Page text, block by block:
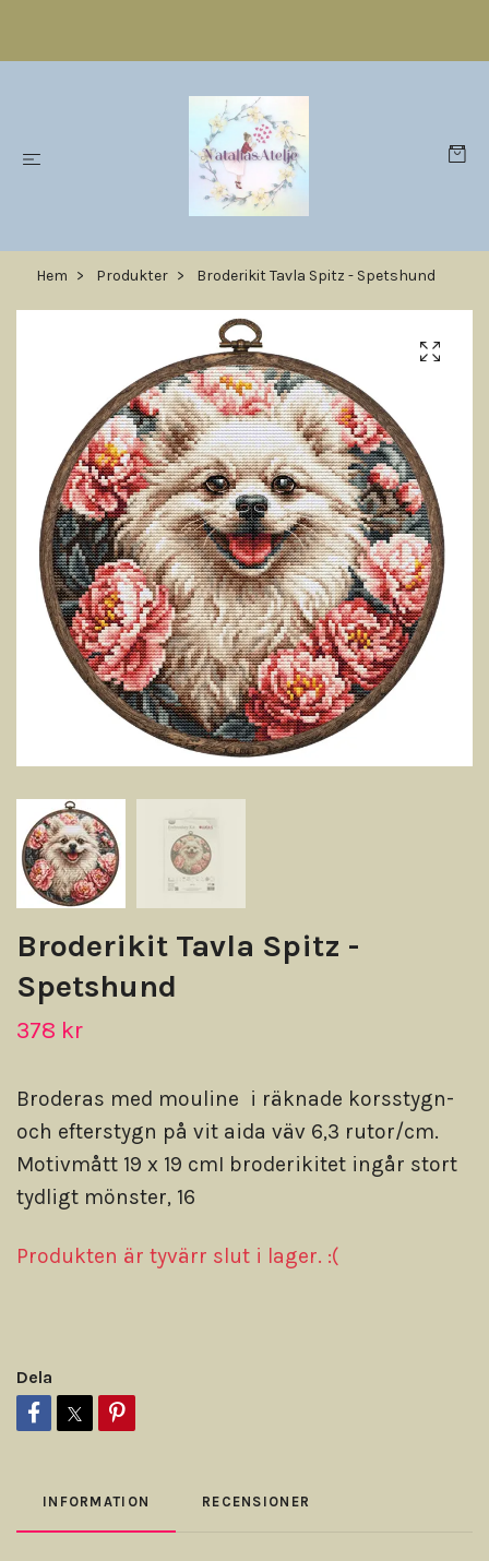
Hem Produkter Broderikit Tavla Spitz - Spetshund
Broderikit Tavla Spitz -
Spetshund
378 kr
Broderas med mouline i räknade korsstygn-
och efterstygn på vit aida väv 6,3 rutor/cm.
Motivmått 19 x 19 cmI broderikitet ingår stort
tydligt mönster, 16
Produkten är tyvärr slut i lager. :(
Dela
INFORMATION RECENSIONER